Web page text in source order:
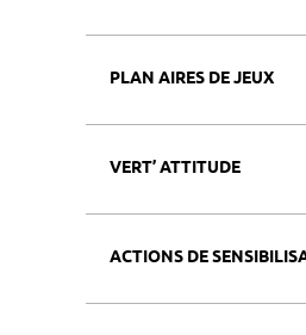
PLAN AIRES DE JEUX
VERT’ ATTITUDE
ACTIONS DE